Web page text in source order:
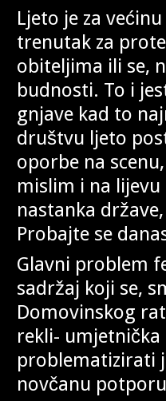
Ljeto je za
trenutak za
obiteljima ili se,
budnosti. To i
gnjave kad to
društvu ljeto
oporbe na
mislim i na
nastanka
Probajte se
Glavni problem
sadržaj koji se,
Domovinskog
rekli-
problematizirati
novčanu